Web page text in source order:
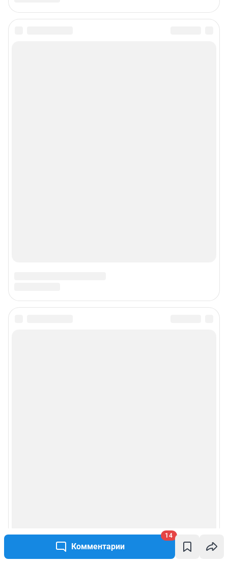
Комментарии
14